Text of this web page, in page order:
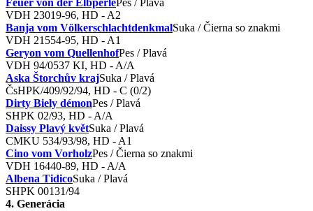
Feuer von der ElbperlePes / Plavá
VDH 23019-96, HD - A2
Banja vom VölkerschlachtdenkmalSuka / Čierna so znakmi
VDH 21554-95, HD - A1
Geryon vom QuellenhofPes / Plavá
VDH 94/0537 KI, HD - A/A
Aska Štorchův krajSuka / Plavá
ČsHPK/409/92/94, HD - C (0/2)
Dirty Biely démonPes / Plavá
SHPK 02/93, HD - A/A
Daissy Plavý květSuka / Plavá
CMKU 534/93/98, HD - A1
Cino vom VorholzPes / Čierna so znakmi
VDH 16440-89, HD - A/A
Albena TidicoSuka / Plavá
SHPK 00131/94
4. Generácia